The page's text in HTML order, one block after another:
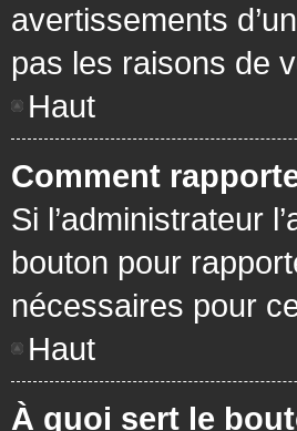
avertissements
pas les raisons de
Haut
Comment
Si l’administrateur
bouton pour
nécessaires pour
Haut
À quoi sert le